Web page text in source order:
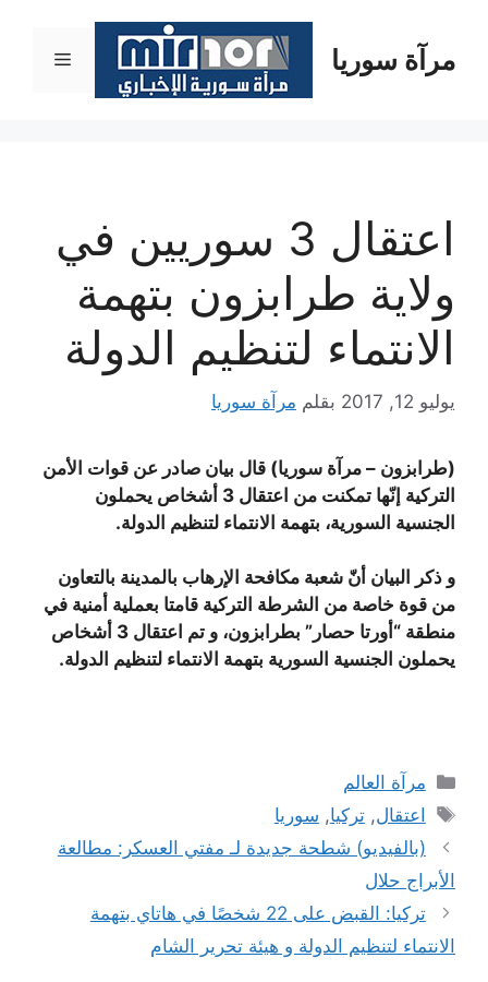
المحتوىمرآة سوريا القائمة
اعتقال 3 سوريين في
ولاية طرابزون بتهمة
الانتماء لتنظيم الدولة
يوليو 12, 2017 بقلم مرآة سوريا
(طرابزون – مرآة سوريا) قال بيان صادر عن قوات الأمن
التركية إنّها تمكنت من اعتقال 3 أشخاص يحملون
الجنسية السورية، بتهمة الانتماء لتنظيم الدولة.
و ذكر البيان أنّ شعبة مكافحة الإرهاب بالمدينة بالتعاون
من قوة خاصة من الشرطة التركية قامتا بعملية أمنية في
منطقة “أورتا حصار” بطرابزون، و تم اعتقال 3 أشخاص
يحملون الجنسية السورية بتهمة الانتماء لتنظيم الدولة.
التصنيفات
مرآة العالم
الوسوم
اعتقال,تركيا, سوريا
(بالفيديو) شطحة جديدة لـ مفتي العسكر: مطالعة
الأبراج حلال
تركيا: القبض على 22 شخصًا في هاتاي بتهمة
الانتماء لتنظيم الدولة و هيئة تحرير الشام